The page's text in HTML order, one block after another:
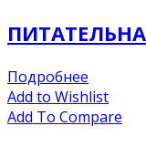
Подробнее
Add to Wishlist
Add To Compare